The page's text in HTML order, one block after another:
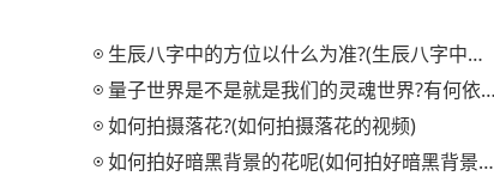
生辰八字中的方位以什么为准?(生辰八字中的方位是什么意思)
量子世界是不是就是我们的灵魂世界?有何依据?(量子就是灵魂吗)
如何拍摄落花?(如何拍摄落花的视频)
如何拍好暗黑背景的花呢(如何拍好暗黑背景的花呢图片)